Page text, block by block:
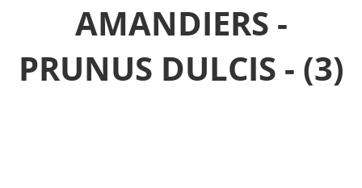
AMANDIERS -
PRUNUS DULCIS - (3)